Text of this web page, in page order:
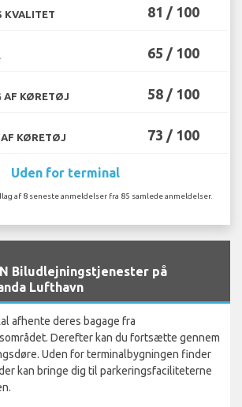
KVALITET 81 / 100
65 / 100
AF KØRETØJ 58 / 100
AF KØRETØJ 73 / 100
Uden for terminal
af 8 seneste anmeldelser fra 85 samlede anmeldelser.
Biludlejningstjenester på
Lufthavn
afhente deres bagage fra
Derefter kan du fortsætte gennem
Uden for terminalbygningen finder
kan bringe dig til parkeringsfaciliteterne